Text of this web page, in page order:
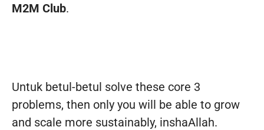
M2M Club.
Untuk betul-betul solve these core 3
problems, then only you will be able to grow
and scale more sustainably, inshaAllah.